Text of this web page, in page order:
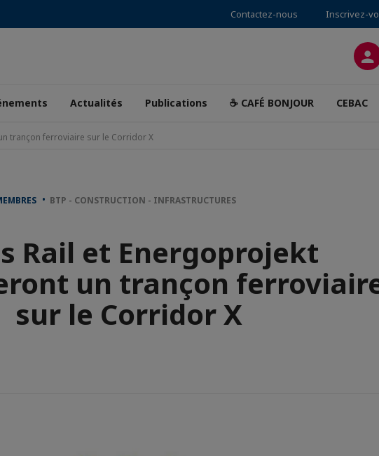
Contactez-nous Inscrivez-
Actualités Publications ☕ CAFÉ BONJOUR CEBAC
trançon ferroviaire sur le Corridor X
BTP - CONSTRUCTION - INFRASTRUCTURES
Rail et Energoprojekt
un trançon
sur le Corridor X